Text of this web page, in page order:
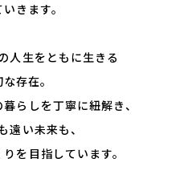
きます。
⼈⽣をともに⽣きる
存在。
らしを丁寧に紐解き、
遠い未来も、
を⽬指しています。